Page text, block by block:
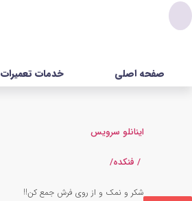
صفحه اصلی خدمات تعمیرات
اینانلو سرویس
/ فنکده/
شکر و نمک و از روی فرش جمع کن!!